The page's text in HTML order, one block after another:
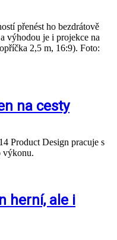
přenést ho bezdrátově
výhodou je i projekce na
2,5 m, 16:9). Foto:
na cesty
Product Design pracuje s
výkonu.
herní, ale i